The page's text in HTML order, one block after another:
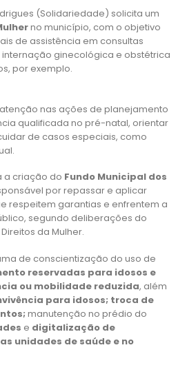
(Solidariedade) solicita um
no município, com o objetivo
de assistência em consultas
ginecológica e obstétrica
por exemplo.
nas ações de planejamento
qualificada no pré-natal, orientar
de casos especiais, como
a criação do Fundo Municipal dos
por repassar e aplicar
respeitem garantias e enfrentem a
segundo deliberações do
da Mulher.
de conscientização do uso de
reservadas para idosos e
ou mobilidade reduzida, além
para idosos; troca de
manutenção no prédio do
e digitalização de
unidades de saúde e no